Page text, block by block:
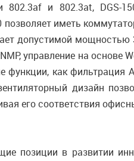
802.3af и 802.3at, DGS-
иметь
допустимой
управление на основе
функции, как фильтрация
дизайн
его соответствия
позиции в развитии